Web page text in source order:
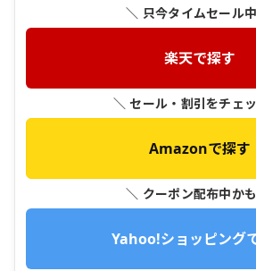
＼ 只今タイムセール
楽天で探す
＼ セール・割引をチェ
Amazonで探す
＼ クーポン配布中か
Yahoo!ショッピング